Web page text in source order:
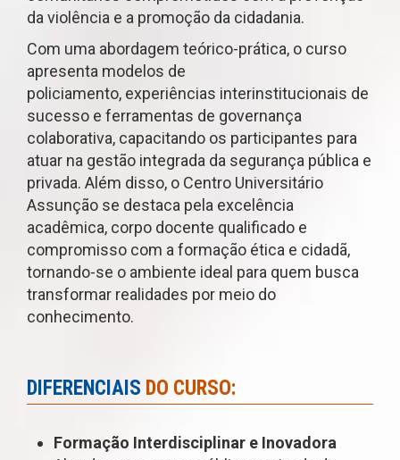
da violência e a promoção da cidadania.
Com uma abordagem teórico-prática, o curso
apresenta modelos de
policiamento, experiências interinstitucionais de
sucesso e ferramentas de governança
colaborativa, capacitando os participantes para
atuar na gestão integrada da segurança pública e
privada. Além disso, o Centro Universitário
Assunção se destaca pela excelência
acadêmica, corpo docente qualificado e
compromisso com a formação ética e cidadã,
tornando-se o ambiente ideal para quem busca
transformar realidades por meio do
conhecimento.
DIFERENCIAIS DO CURSO:
Formação Interdisciplinar e Inovadora